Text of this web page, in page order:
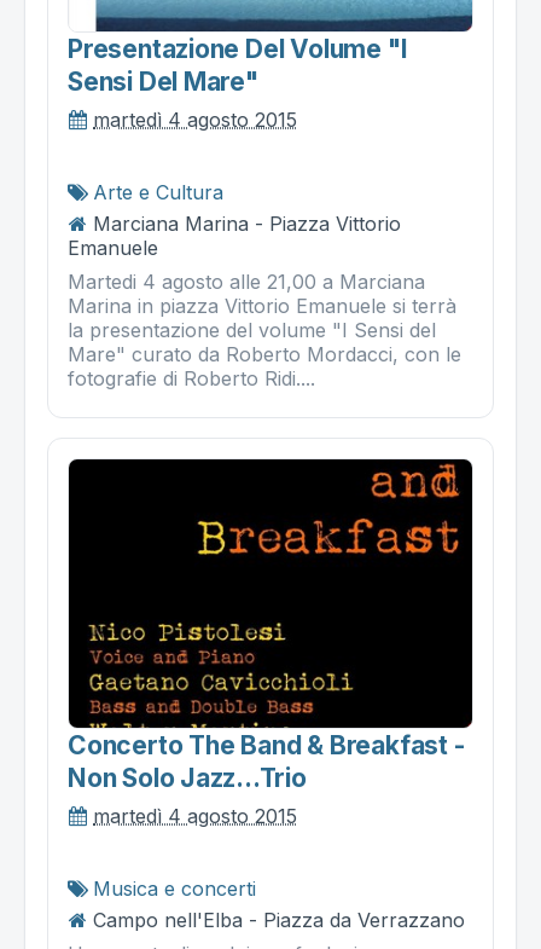
Presentazione Del Volume "i
Sensi Del Mare"
martedì 4 agosto 2015
Arte e Cultura
Marciana Marina - Piazza Vittorio
Emanuele
Martedi 4 agosto alle 21,00 a Marciana
Marina in piazza Vittorio Emanuele si terrà
la presentazione del volume "I Sensi del
Mare" curato da Roberto Mordacci, con le
fotografie di Roberto Ridi....
Concerto The Band & Breakfast -
Non Solo Jazz...trio
martedì 4 agosto 2015
Musica e concerti
Campo nell'Elba - Piazza da Verrazzano